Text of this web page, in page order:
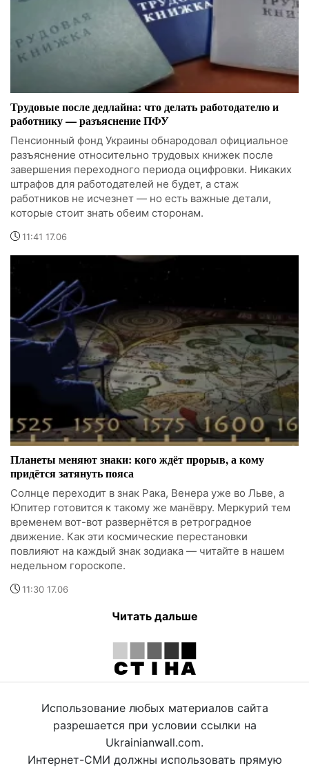
Трудовые после дедлайна: что делать работодателю и
работнику — разъяснение ПФУ
Пенсионный фонд Украины обнародовал официальное
разъяснение относительно трудовых книжек после
завершения переходного периода оцифровки. Никаких
штрафов для работодателей не будет, а стаж
работников не исчезнет — но есть важные детали,
которые стоит знать обеим сторонам.
11:41 17.06
Планеты меняют знаки: кого ждёт прорыв, а кому
придётся затянуть пояса
Солнце переходит в знак Рака, Венера уже во Льве, а
Юпитер готовится к такому же манёвру. Меркурий тем
временем вот-вот развернётся в ретроградное
движение. Как эти космические перестановки
повлияют на каждый знак зодиака — читайте в нашем
недельном гороскопе.
11:30 17.06
Читать дальше
Использование любых материалов сайта
разрешается при условии ссылки на
Ukrainianwall.com.
Интернет-СМИ должны использовать прямую